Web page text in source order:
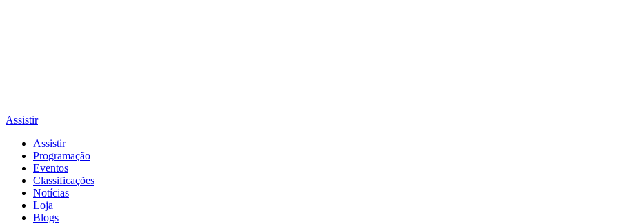
Assistir
Assistir
Programação
Eventos
Classificações
Notícias
Loja
Blogs